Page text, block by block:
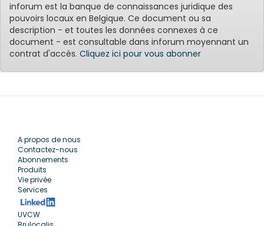
inforum est la banque de connaissances juridique des
pouvoirs locaux en Belgique. Ce document ou sa
description - et toutes les données connexes à ce
document - est consultable dans inforum moyennant un
contrat d'accès. Cliquez ici pour vous abonner
A propos de nous
Contactez-nous
Abonnements
Produits
Vie privée
Services
UVCW